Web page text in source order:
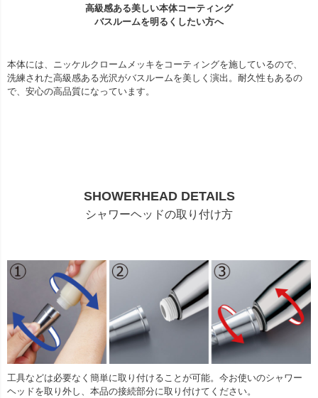
高級感ある美しい本体コーティング
バスルームを明るくしたい方へ
本体には、ニッケルクロームメッキをコーティングを施しているので、
洗練された高級感ある光沢がバスルームを美しく演出。耐久性もあるの
で、安心の高品質になっています。
SHOWERHEAD DETAILS
シャワーヘッドの取り付け方
工具などは必要なく簡単に取り付けることが可能。今お使いのシャワー
ヘッドを取り外し、本品の接続部分に取り付けてください。